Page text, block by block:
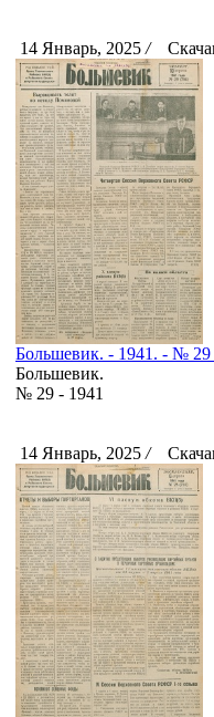
14 Январь, 2025 /
Большевик. - 1941. - № 29
Большевик.
№ 29 - 1941
14 Январь, 2025 /